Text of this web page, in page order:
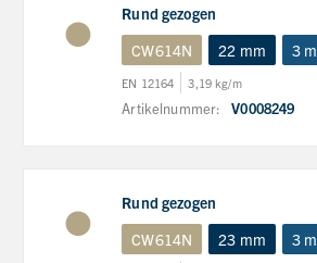
Rund gezogen
CW614N
22 mm 3 m
EN 12164 3,19 kg/m
Artikelnummer: V0008249
Rund gezogen
CW614N
23 mm 3 m